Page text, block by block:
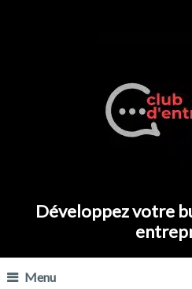
Développez votre
Menu